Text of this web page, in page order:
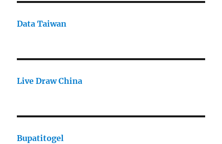
Data Taiwan
Live Draw China
Bupatitogel